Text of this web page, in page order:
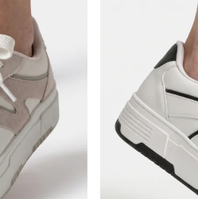
cerca de 0,5 cm de folga